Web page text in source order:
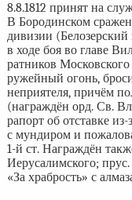
8.8.1812 принят на
В Бородинском
дивизии
в ходе боя во главе
ратников
ружейный огонь,
неприятеля, причём
(награждён орд. Св.
рапорт об отставке из-
с мундиром и
1-й ст. Награждён
Иерусалимского;
«За храбрость» с